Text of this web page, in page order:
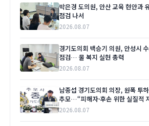
박은경 도의원, 안산 교육 현안과
점검 나서
2026.08.07
경기도의회 백승기 의원, 안성시
점검… 물 복지 실현 총력
2026.08.07
남종섭 경기도의회 의장, 원폭 투
추모…“피해자·후손 위한 실질적
2026.08.07